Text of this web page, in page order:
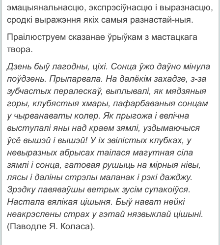
эмацыянальнасцю, экспрэсіўнасцю і выразнасцю,
сродкі выражэння якіх самыя разнастай-ныя.
Праілюструем сказанае ўрыўкам з мастацкага
твора.
Дзень быў лагодны, ціхі. Сонца ўжо даўно мінула
поўдзень. Прыпарвала. На далёкім захадзе, з-за
зубчастых пералескаў, выплывалі, як мядзяныя
горы, клубястыя хмары, пафарбаваныя сонцам
у чырванаваты колер. Як прыгожа і велічна
выступалі яны над краем зямлі, уздымаючыся
ўсё вышэй і вышэй! У іх звілістых клубках, у
невыразных абрысах таілася магутная сіла
зямлі і сонца, гатовая рушыць на мірныя нівы,
лясы і даліны стрэлы маланак і рэкі дажджу.
Зрэдку павяваўшы ветрык зусім супакоіўся.
Настала вялікая цішыня. Быў нават нейкі
неакрэслены страх у гэтай нязвыклай цішыні.
(Паводле Я. Коласа).